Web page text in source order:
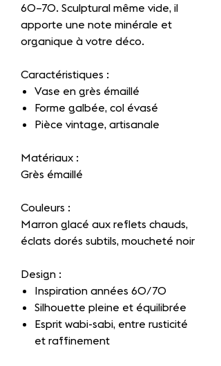
60–70. Sculptural même vide, il
apporte une note minérale et
organique à votre déco.
Caractéristiques :
Vase en grès émaillé
Forme galbée, col évasé
Pièce vintage, artisanale
Matériaux :
Grès émaillé
Couleurs :
Marron glacé aux reflets chauds,
éclats dorés subtils, moucheté noir
Design :
Inspiration années 60/70
Silhouette pleine et équilibrée
Esprit wabi-sabi, entre rusticité
et raffinement